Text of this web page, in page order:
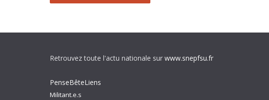
Retrouvez toute l'actu nationale sur www.snepfsu.fr
PenseBêteLiens
Militant.e.s